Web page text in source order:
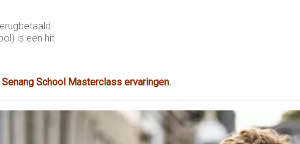
is een hit
Senang School Masterclass ervaringen.